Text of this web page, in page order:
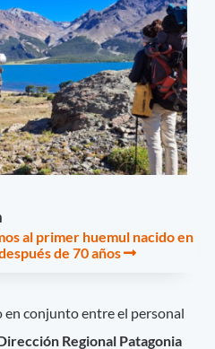
al primer huemul nacido en
de 70 años
en conjunto entre el personal
Regional Patagonia